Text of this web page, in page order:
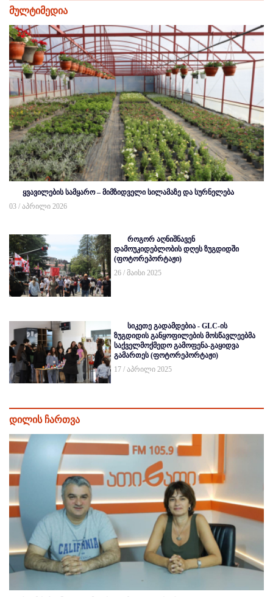
მულტიმედია
ყვავილების სამყარო – მიმზიდველი სილამაზე და სურნელება
03 / აპრილი 2026
როგორ აღნიშნავენ
დამოუკიდებლობის დღეს ზუგდიდში
(ფოტორეპორტაჟი)
26 / მაისი 2025
სიკეთე გადამდებია - GLC-ის
ზუგდიდის განყოფილების მოსწავლეებმა
საქველმოქმედო გამოფენა-გაყიდვა
გამართეს (ფოტორეპორტაჟი)
17 / აპრილი 2025
დილის ჩართვა